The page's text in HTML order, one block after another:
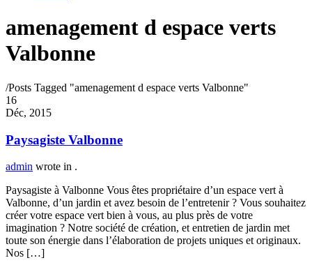
amenagement d espace verts
Valbonne
/Posts Tagged "amenagement d espace verts Valbonne"
16
Déc, 2015
Paysagiste Valbonne
admin wrote in .
Paysagiste à Valbonne Vous êtes propriétaire d’un espace vert à
Valbonne, d’un jardin et avez besoin de l’entretenir ? Vous souhaitez
créer votre espace vert bien à vous, au plus près de votre
imagination ? Notre société de création, et entretien de jardin met
toute son énergie dans l’élaboration de projets uniques et originaux.
Nos […]